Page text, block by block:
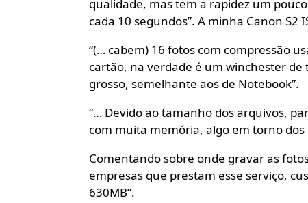
qualidade, mas tem a rapidez um
cada 10 segundos”. A minha Canon
“(… cabem) 16 fotos com compressão
cartão, na verdade é um winchester
grosso, semelhante aos de Notebook”.
“… Devido ao tamanho dos arquivos,
com muita memória, algo em torno dos
Comentando sobre onde gravar as
empresas que prestam esse serviço,
630MB”.